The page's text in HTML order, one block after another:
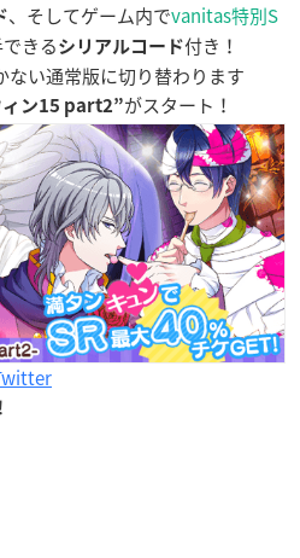
、そしてゲーム内でvanitas特別S
きる シリアルコード付き！
い通常版に切り替わります
ィン15 part2”がスタート！